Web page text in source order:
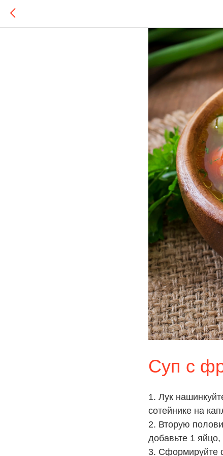
Суп с
1. Лук
сотейнике на
2. Вторую
добавьте 1
3. Сформируйте